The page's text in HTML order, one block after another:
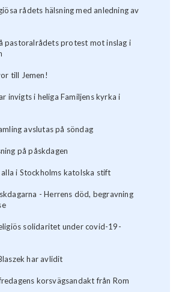
rådets hälsning med anledning av
pastoralrådets protest mot inslag i
till Jemen!
invigts i heliga Familjens kyrka i
avslutas på söndag
på påskdagen
i Stockholms katolska stift
- Herrens död, begravning
solidaritet under covid-19-
har avlidit
korsvägsandakt från Rom